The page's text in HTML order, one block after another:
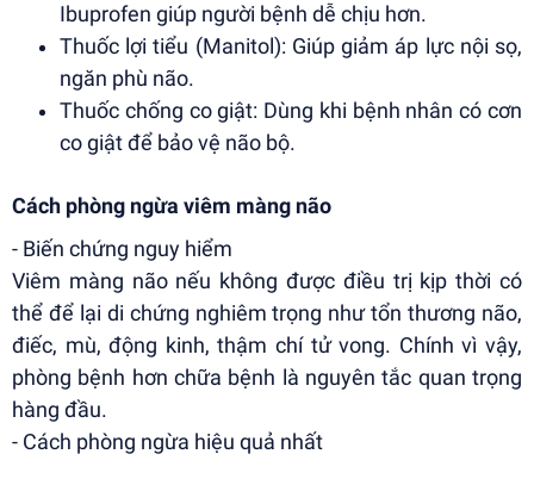
Ibuprofen giúp người bệnh dễ chịu hơn.
Thuốc lợi tiểu (Manitol): Giúp giảm áp lực nội sọ,
ngăn phù não.
Thuốc chống co giật: Dùng khi bệnh nhân có cơn
co giật để bảo vệ não bộ.
Cách phòng ngừa viêm màng não
- Biến chứng nguy hiểm
Viêm màng não nếu không được điều trị kịp thời có
thể để lại di chứng nghiêm trọng như tổn thương não,
điếc, mù, động kinh, thậm chí tử vong. Chính vì vậy,
phòng bệnh hơn chữa bệnh là nguyên tắc quan trọng
hàng đầu.
- Cách phòng ngừa hiệu quả nhất